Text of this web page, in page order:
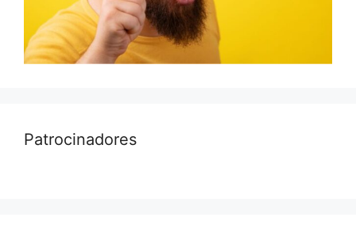
Patrocinadores